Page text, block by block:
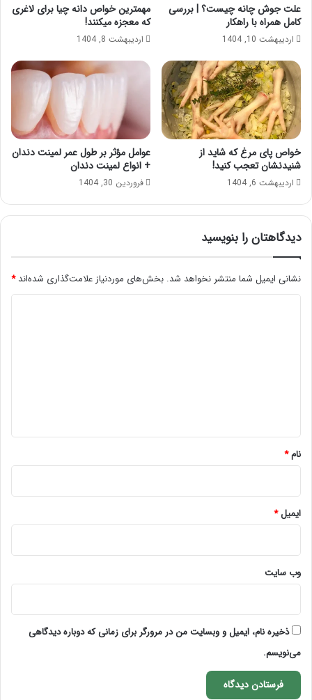
علت جوش چانه چیست؟ | بررسی
کامل همراه با راهکار
اردیبهشت 10, 1404
مهمترین خواص دانه چیا برای لاغری
که معجزه میکنند!
اردیبهشت 8, 1404
خواص پای مرغ که شاید از
شنیدنشان تعجب کنید!
اردیبهشت 6, 1404
عوامل مؤثر بر طول عمر لمینت دندان
+ انواع لمینت دندان
فروردین 30, 1404
دیدگاهتان را بنویسید
نشانی ایمیل شما منتشر نخواهد شد. بخش‌های موردنیاز علامت‌گذاری شده‌اند*
نام*
ایمیل*
وب‌ سایت
ذخیره نام، ایمیل و وبسایت من در مرورگر برای زمانی که دوباره دیدگاهی
می‌نویسم.